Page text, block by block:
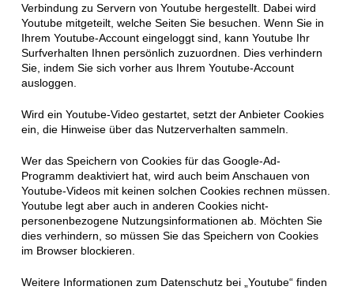
Verbindung zu Servern von Youtube hergestellt. Dabei wird
Youtube mitgeteilt, welche Seiten Sie besuchen. Wenn Sie in
Ihrem Youtube-Account eingeloggt sind, kann Youtube Ihr
Surfverhalten Ihnen persönlich zuzuordnen. Dies verhindern
Sie, indem Sie sich vorher aus Ihrem Youtube-Account
ausloggen.
Wird ein Youtube-Video gestartet, setzt der Anbieter Cookies
ein, die Hinweise über das Nutzerverhalten sammeln.
Wer das Speichern von Cookies für das Google-Ad-
Programm deaktiviert hat, wird auch beim Anschauen von
Youtube-Videos mit keinen solchen Cookies rechnen müssen.
Youtube legt aber auch in anderen Cookies nicht-
personenbezogene Nutzungsinformationen ab. Möchten Sie
dies verhindern, so müssen Sie das Speichern von Cookies
im Browser blockieren.
Weitere Informationen zum Datenschutz bei „Youtube“ finden